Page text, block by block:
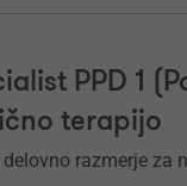
PPD 1
terapijo
razmerje za